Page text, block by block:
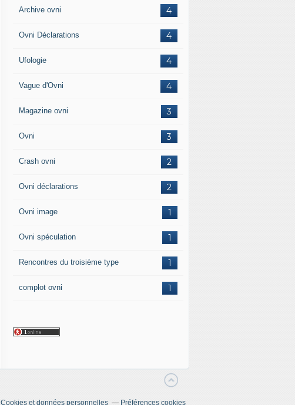
4
Archive ovni
4
Ovni Déclarations
4
Ufologie
4
Vague d'Ovni
3
Magazine ovni
3
Ovni
2
Crash ovni
2
Ovni déclarations
1
Ovni image
1
Ovni spéculation
1
Rencontres du troisième type
1
complot ovni
Cookies et données personnelles Préférences cookies